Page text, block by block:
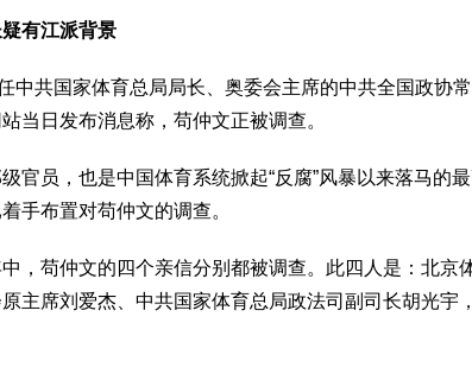
有江派背景
中共国家体育总局局长、奥委会主席的中共全国政协
当日发布消息称，苟仲文正被调查。
官员，也是中国体育系统掀起“反腐”风暴以来落马的
手布置对苟仲文的调查。
，苟仲文的四个亲信分别都被调查。此四人是：北京
主席刘爱杰、中共国家体育总局政法司副司长胡光宇